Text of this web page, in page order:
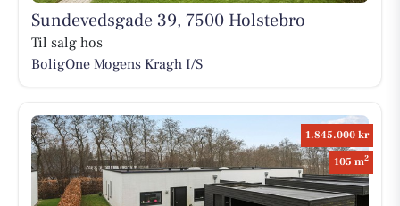
Sundevedsgade 39, 7500 Holstebro
Til salg hos
BoligOne Mogens Kragh I/S
1.845.000 kr
105 m2